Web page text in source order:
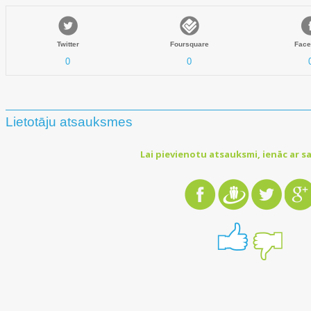
Twitter
0
Foursquare
0
Lietotāju atsauksmes
Lai pievienotu atsauksmi, ienāc ar